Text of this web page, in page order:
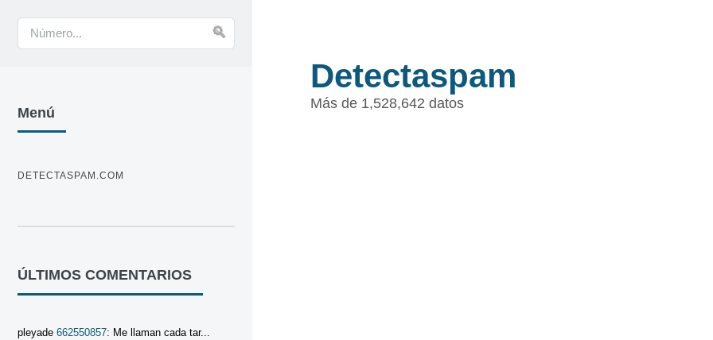
Detectaspam
Más de 1,528,642 datos
Menú
DETECTASPAM.COM
ÚLTIMOS COMENTARIOS
pleyade 662550857: Me llaman cada tar...